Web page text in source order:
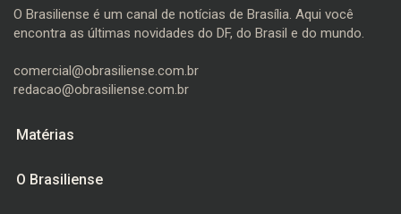
O Brasiliense é um canal de notícias de Brasília. Aqui você
encontra as últimas novidades do DF, do Brasil e do mundo.
comercial@obrasiliense.com.br
redacao@obrasiliense.com.br
Matérias
O Brasiliense